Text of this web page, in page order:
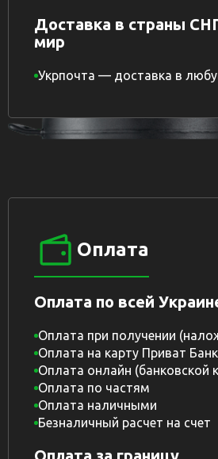
Доставка в страны
мир
Укрпочта — доставка в
Оплата
Оплата по всей
Оплата при получении
Оплата на карту Приват
Оплата онлайн (банковской
Оплата по частям
Оплата наличными
Безналичный расчет на счет